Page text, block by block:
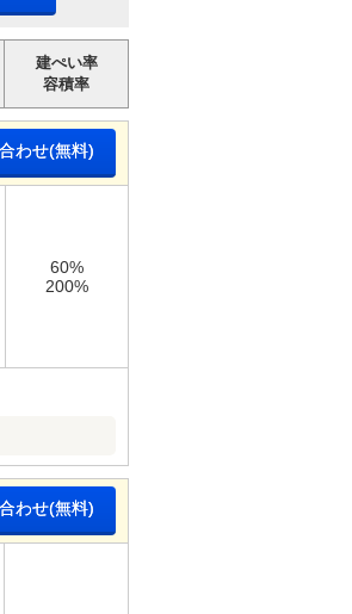
建ぺい率
容積率
わせ(無料)
60%
200%
わせ(無料)